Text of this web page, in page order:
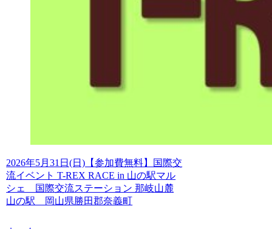
2026年5月31日(日)【参加費無料】国際交
流イベント T-REX RACE in 山の駅マル
シェ 国際交流ステーション 那岐山麓
山の駅 岡山県勝田郡奈義町